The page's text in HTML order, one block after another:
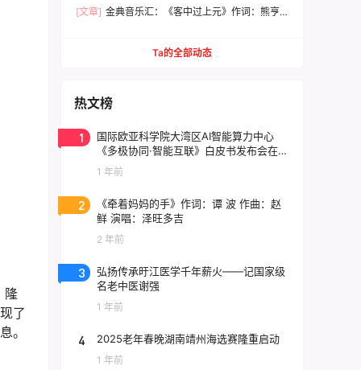
隆
了
。
[文章] 金典音乐汇：《客中过上元》作词：熊亨
Ta的全部动态
热文榜
1
国际欧亚科学院大湾区AI智能算力中心
《多极协同·智能互联》白皮书发布会在东
莞云计算中心举行
1 年前
2
《牵着妈妈的手》作词：谭 波 作曲：赵
鲜 演唱：泽旺多吉
2 年前
3
弘扬传承旴江医学千年薪火——记国家级
名老中医谢强
1 年前
4 2025老年春晚湖南靖州海选赛隆重启动
1 年前